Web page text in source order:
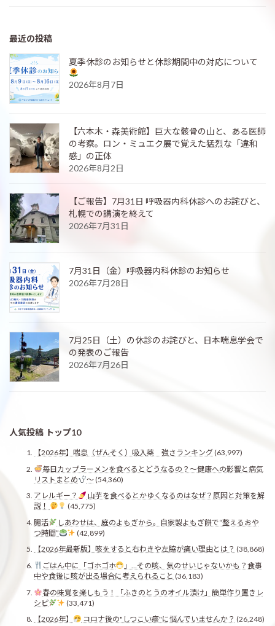
最近の投稿
夏季休診のお知らせと休診期間中の対応について
2026年8月7日
【六本木・森美術館】巨大な骸骨の山と、ある医師
の考察。ロン・ミュエク展で覚えた猛烈な「違和
感」の正体
2026年8月2日
【ご報告】7月31日 呼吸器内科休診へのお詫びと、
札幌での講演を終えて
2026年7月31日
7月31日（金）呼吸器内科休診のお知らせ
2026年7月28日
7月25日（土）の休診のお詫びと、日本喘息学会で
の発表のご報告
2026年7月26日
人気投稿 トップ10
【2026年】喘息（ぜんそく）吸入薬 強さランキング(63,997)
毎日カップラーメンを食べるとどうなるの？〜健康への影響と病気
リストまとめ
〜(54,360)
アレルギー？
山芋を食べるとかゆくなるのはなぜ？原因と対策を解
説！
(45,775)
腸活
しあわせは、庭のよもぎから。自家製よもぎ餅で“整えるおや
つ時間”
(42,899)
【2026年最新版】咳をすると右わきや左脇が痛い理由とは？ (38,868)
ごはん中に「ゴホゴホ
」…その咳、気のせいじゃないかも？食事
中や食後に咳が出る場合に考えられること (36,183)
春の味覚を楽しもう！「ふきのとうのオイル漬け」簡単作り置きレ
シピ
(33,471)
【2026年】
コロナ後の"しつこい痰"に悩んでいませんか？ (26,248)